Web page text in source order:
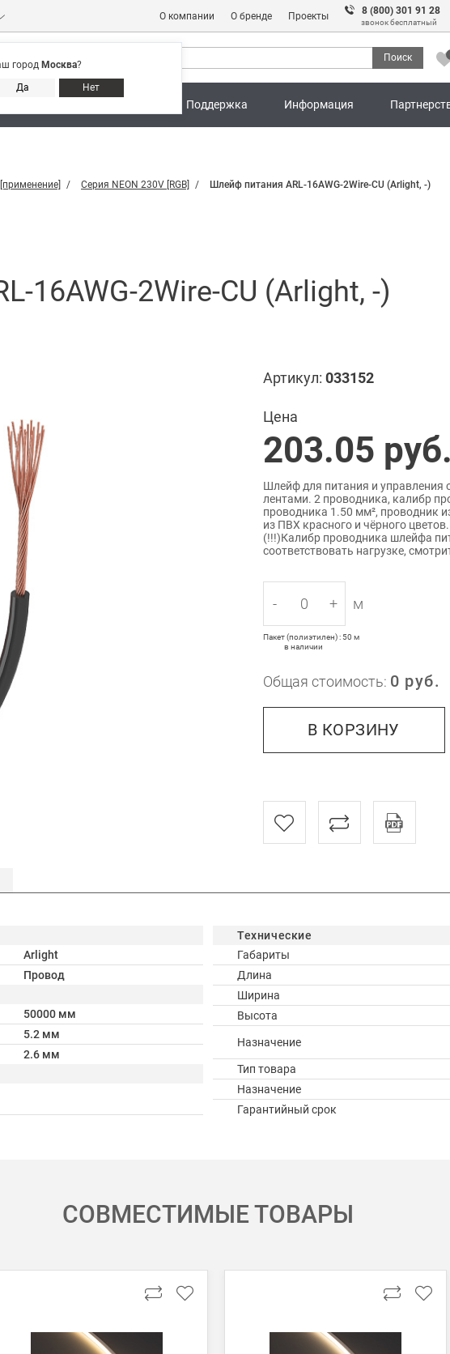
город Москва?
Да
Нет
О компании О бренде Проекты 8 (800) 301 91 28
звонок бесплатный
Поиск
Поддержка Информация
Адреса магазинов 8 (800) 301 91 28
Серия NEON 230V [RGB] Шлейф питания ARL-16AWG-2Wire-CU (Arlight, -)
16AWG-2Wire-CU (Arlight, -)
Артикул: 033152
Цена
203.05 руб.
Шлейф для питания и
лентами. 2 проводника, калибр
проводника 1.50 мм², проводник
из ПВХ красного и чёрного
(!!!)Калибр проводника шлейфа
соответствовать нагрузке,
- + м
Пакет (полиэтилен) : 50 м
в наличии
Общая стоимость: 0 руб.
В КОРЗИНУ
Arlight
Провод
50000 мм
5.2 мм
2.6 мм
Технические
Габариты
Длина
Ширина
Высота
Назначение
Тип товара
Назначение
Гарантийный срок
для Москвы, Московской области и Санкт-Петербурга.
СОВМЕСТИМЫЕ ТОВАРЫ